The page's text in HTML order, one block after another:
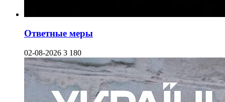
Ответные меры
02-08-2026 3 180